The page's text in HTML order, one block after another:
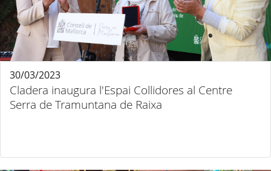
Cladera inaugura l'Espai Collidores al Centre
Serra de Tramuntana de Raixa
30/03/2023